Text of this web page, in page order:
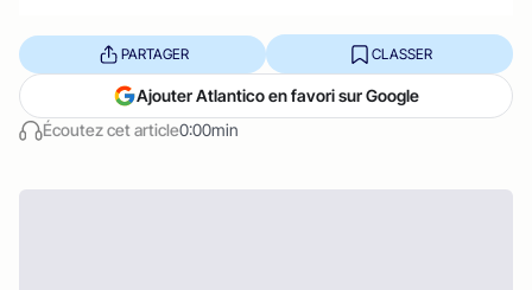
Écoutez cet article0:00min
PARTAGER CLASSER
Ajouter Atlantico en favori sur Google